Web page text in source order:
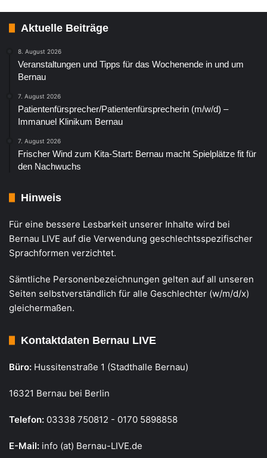
Aktuelle Beiträge
8. August 2026
Veranstaltungen und Tipps für das Wochenende in und um
Bernau
7. August 2026
Patientenfürsprecher/Patientenfürsprecherin (m/w/d) –
Immanuel Klinikum Bernau
7. August 2026
Frischer Wind zum Kita-Start: Bernau macht Spielplätze fit für
den Nachwuchs
Hinweis
Für eine bessere Lesbarkeit unserer Inhalte wird bei
Bernau LIVE auf die Verwendung geschlechtsspezifischer
Sprachformen verzichtet.
Sämtliche Personenbezeichnungen gelten auf all unseren
Seiten selbstverständlich für alle Geschlechter (w/m/d/x)
gleichermaßen.
Kontaktdaten Bernau LIVE
Büro: Hussitenstraße 1 (Stadthalle Bernau)
16321 Bernau bei Berlin
Telefon: 03338 750812 - 0170 5898858
E-Mail: info (at) Bernau-LIVE.de